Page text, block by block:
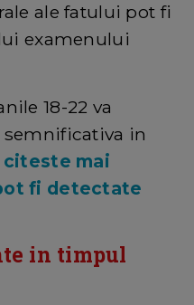
ale fatului pot fi
examenului
18-22 va
in
citeste mai
fi detectate
in timpul